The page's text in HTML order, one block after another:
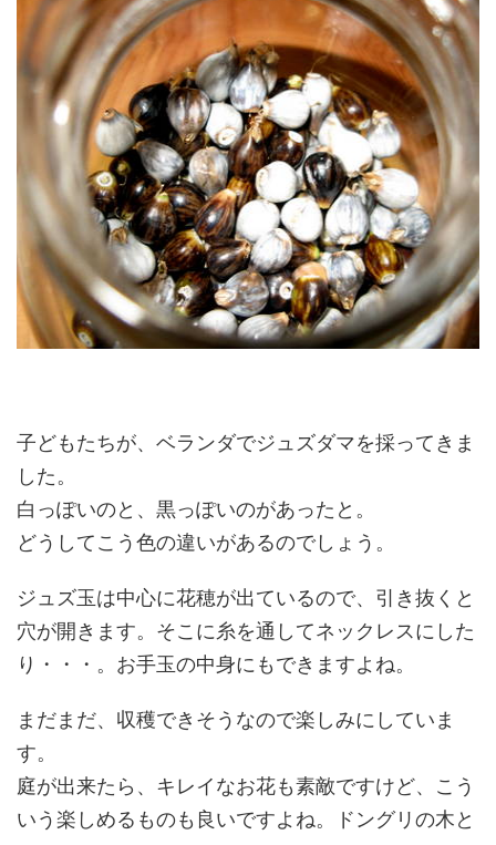
子どもたちが、ベランダでジュズダマを採ってきま
した。
白っぽいのと、黒っぽいのがあったと。
どうしてこう色の違いがあるのでしょう。
ジュズ玉は中心に花穂が出ているので、引き抜くと
穴が開きます。そこに糸を通してネックレスにした
り・・・。お手玉の中身にもできますよね。
まだまだ、収穫できそうなので楽しみにしていま
す。
庭が出来たら、キレイなお花も素敵ですけど、こう
いう楽しめるものも良いですよね。ドングリの木と